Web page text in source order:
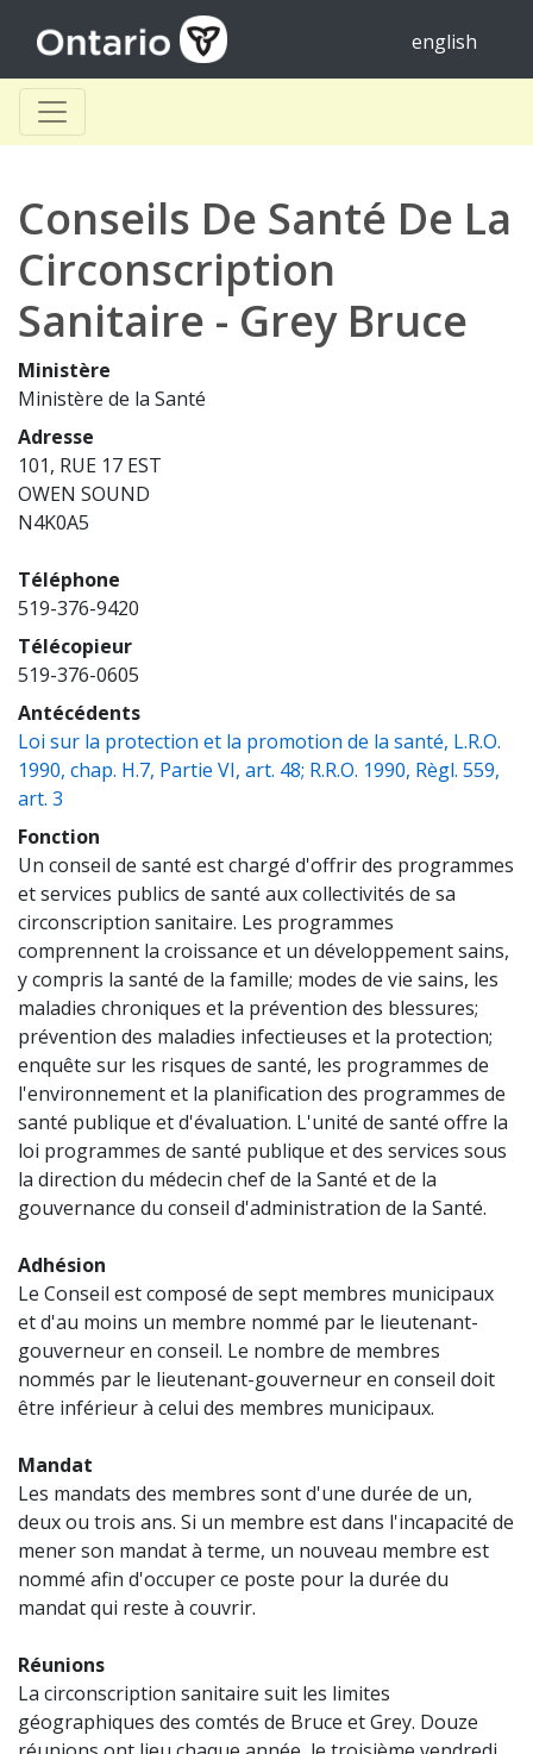
english
Conseils De Santé De La
Circonscription
Sanitaire - Grey Bruce
Ministère
Ministère de la Santé
Adresse
101, RUE 17 EST
OWEN SOUND
N4K0A5
Téléphone
519-376-9420
Télécopieur
519-376-0605
Antécédents
Loi sur la protection et la promotion de la santé, L.R.O.
1990, chap. H.7, Partie VI, art. 48; R.R.O. 1990, Règl. 559,
art. 3
Fonction
Un conseil de santé est chargé d'offrir des programmes
et services publics de santé aux collectivités de sa
circonscription sanitaire. Les programmes
comprennent la croissance et un développement sains,
y compris la santé de la famille; modes de vie sains, les
maladies chroniques et la prévention des blessures;
prévention des maladies infectieuses et la protection;
enquête sur les risques de santé, les programmes de
l'environnement et la planification des programmes de
santé publique et d'évaluation. L'unité de santé offre la
loi programmes de santé publique et des services sous
la direction du médecin chef de la Santé et de la
gouvernance du conseil d'administration de la Santé.
Adhésion
Le Conseil est composé de sept membres municipaux
et d'au moins un membre nommé par le lieutenant-
gouverneur en conseil. Le nombre de membres
nommés par le lieutenant-gouverneur en conseil doit
être inférieur à celui des membres municipaux.
Mandat
Les mandats des membres sont d'une durée de un,
deux ou trois ans. Si un membre est dans l'incapacité de
mener son mandat à terme, un nouveau membre est
nommé afin d'occuper ce poste pour la durée du
mandat qui reste à couvrir.
Réunions
La circonscription sanitaire suit les limites
géographiques des comtés de Bruce et Grey. Douze